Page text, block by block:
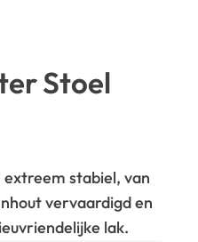
Stoel
stabiel, van
vervaardigd en
lak.